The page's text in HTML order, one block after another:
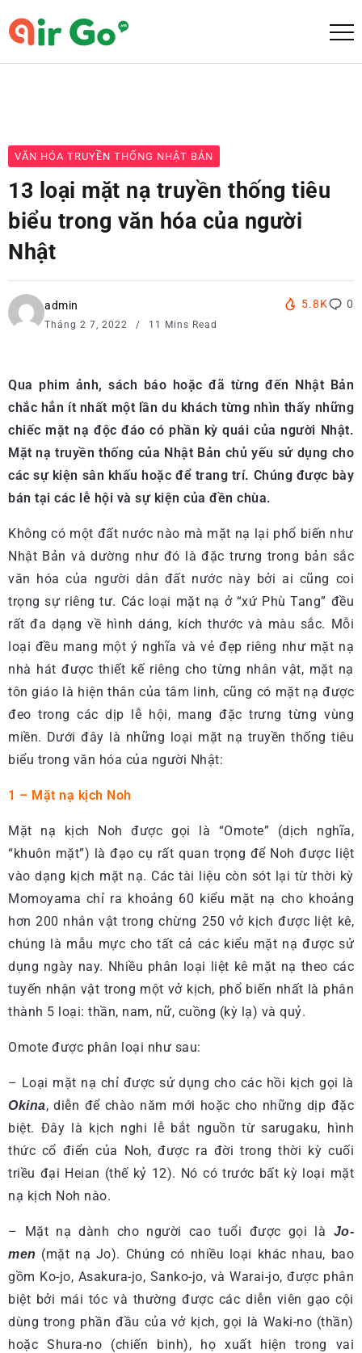
VĂN HÓA TRUYỀN THỐNG NHẬT BẢN
13 loại mặt nạ truyền thống tiêu
biểu trong văn hóa của người
Nhật
admin
Tháng 2 7, 2022 11 Mins Read
5.8K 0
Qua phim ảnh, sách báo hoặc đã từng đến Nhật Bản
chắc hẳn ít nhất một lần du khách từng nhìn thấy những
chiếc mặt nạ độc đáo có phần kỳ quái của người Nhật.
Mặt nạ truyền thống của Nhật Bản chủ yếu sử dụng cho
các sự kiện sân khấu hoặc để trang trí. Chúng được bày
bán tại các lễ hội và sự kiện của đền chùa.
Không có một đất nước nào mà mặt nạ lại phổ biến như
Nhật Bản và dường như đó là đặc trưng trong bản sắc
văn hóa của người dân đất nước này bởi ai cũng coi
trọng sự riêng tư. Các loại mặt nạ ở “xứ Phù Tang” đều
rất đa dạng về hình dáng, kích thước và màu sắc. Mỗi
loại đều mang một ý nghĩa và vẻ đẹp riêng như mặt nạ
nhà hát được thiết kế riêng cho từng nhân vật, mặt nạ
tôn giáo là hiện thân của tâm linh, cũng có mặt nạ được
đeo trong các dịp lễ hội, mang đặc trưng từng vùng
miền. Dưới đây là những loại mặt nạ truyền thống tiêu
biểu trong văn hóa của người Nhật:
1 – Mặt nạ kịch Noh
Mặt nạ kịch Noh được gọi là “Omote” (dịch nghĩa,
“khuôn mặt”) là đạo cụ rất quan trọng để Noh được liệt
vào dạng kịch mặt nạ. Các tài liệu còn sót lại từ thời kỳ
Momoyama chỉ ra khoảng 60 kiểu mặt nạ cho khoảng
hơn 200 nhân vật trong chừng 250 vở kịch được liệt kê,
chúng là mẫu mực cho tất cả các kiểu mặt nạ được sử
dụng ngày nay. Nhiều phân loại liệt kê mặt nạ theo các
tuyến nhận vật trong một vở kịch, phổ biến nhất là phân
thành 5 loại: thần, nam, nữ, cuồng (kỳ lạ) và quỷ.
Omote được phân loại như sau:
– Loại mặt nạ chỉ được sử dụng cho các hồi kịch gọi là
Okina, diễn để chào năm mới hoặc cho những dịp đặc
biệt. Đây là kịch nghi lễ bắt nguồn từ sarugaku, hình
thức cổ điển của Noh, được ra đời trong thời kỳ cuối
triều đại Heian (thế kỷ 12). Nó có trước bất kỳ loại mặt
nạ kịch Noh nào.
– Mặt nạ dành cho người cao tuổi được gọi là Jo-
men (mặt nạ Jo). Chúng có nhiều loại khác nhau, bao
gồm Ko-jo, Asakura-jo, Sanko-jo, và Warai-jo, được phân
biệt bởi mái tóc và thường được các diễn viên gạo cội
dùng trong phần đầu của vở kịch, gọi là Waki-no (thần)
hoặc Shura-no (chiến binh), họ xuất hiện trong vai